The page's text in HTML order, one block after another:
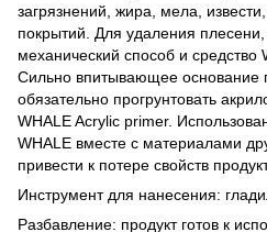
загрязнений, жира, мела,
покрытий. Для удаления
механический способ и средство
Сильно впитывающее основание
обязательно прогрунтовать
WHALE Acrylic primer.
WHALE вместе с материалами
привести к потере свойств
Инструмент для нанесения:
Разбавление: продукт готов к